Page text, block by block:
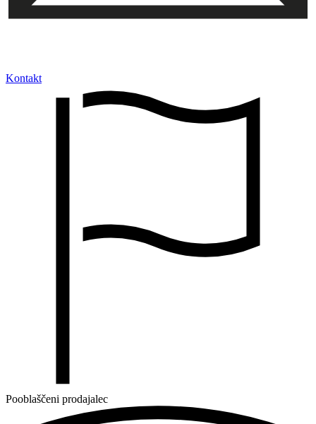
Kontakt
Pooblaščeni prodajalec